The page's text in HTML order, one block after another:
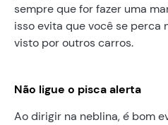
sempre que for fazer uma
isso evita que você se perca
visto por outros carros.
Não ligue o pisca alerta
Ao dirigir na neblina, é bom